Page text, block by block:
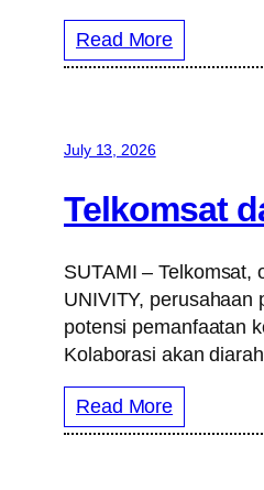
Read More
July 13, 2026
Telkomsat
SUTAMI – Telkomsat,
UNIVITY, perusahaan
potensi pemanfaatan
Kolaborasi akan
Read More